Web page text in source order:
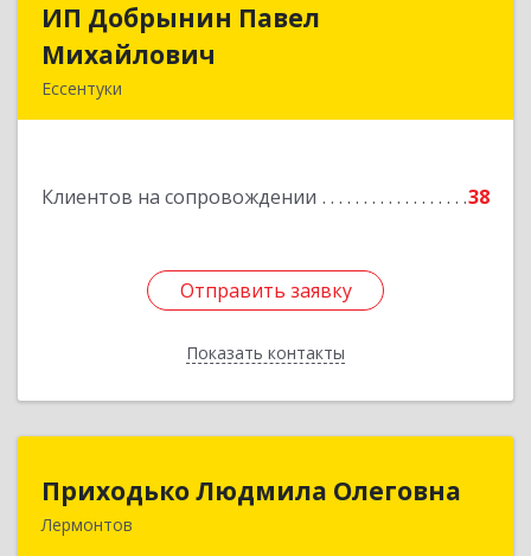
ИП Добрынин Павел
Михайлович
Ессентуки
Клиентов на сопровождении 38
Отправить заявку
Показать контакты
ИП Добрынин Павел
Отправить заявку
Назад
Приходько Людмила Олеговна
Лермонтов
357341, Лермонтов г, П.Лумумбы ул, дом №